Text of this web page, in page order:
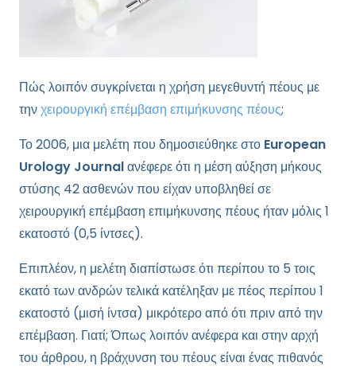
Πώς λοιπόν συγκρίνεται η χρήση μεγεθυντή πέους με
τηνχειρουργική επέμβαση επιμήκυνσης πέους;
Το 2006, μια μελέτη που δημοσιεύθηκε στο European
Urology Journalανέφερε ότι η μέση αύξηση μήκους
στύσης 42 ασθενών που είχαν υποβληθεί σε
χειρουργική επέμβαση επιμήκυνσης πέους ήταν μόλις 1
εκατοστό (0,5 ίντσες).
Επιπλέον, η μελέτη διαπίστωσε ότι περίπου το 5 τοις
εκατό των ανδρών τελικά κατέληξαν με πέος περίπου 1
εκατοστό (μισή ίντσα) μικρότερο από ότι πριν από την
επέμβαση. Γιατί; Όπως λοιπόν ανέφερα και στην αρχή
του άρθρου, η βράχυνση του πέους είναι ένας πιθανός